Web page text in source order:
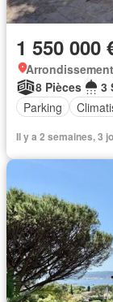
1 550 000
8 Pièces
3
Parking
Il y a 2 semaines, 3